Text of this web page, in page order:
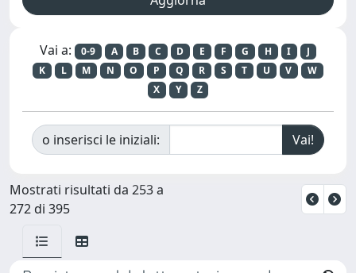
Vai a: 0-9 A B C D E F G H I
J
K
L M N O P Q R S T U V
W
X
Y Z
o inserisci le iniziali:
Mostrati risultati da 253 a
272 di 395